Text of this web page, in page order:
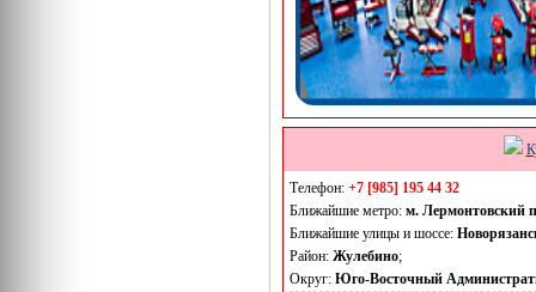
Телефон: +7 [985] 195 44 32
Ближайшие метро: м. Лермонтовский
Ближайшие улицы и шоссе:
Район: Жулебино;
Округ: Юго-Восточный